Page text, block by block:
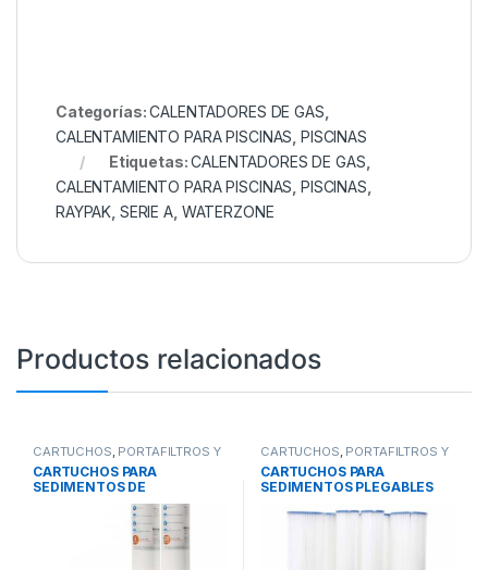
Categorías:CALENTADORES DE GAS
CALENTAMIENTO PARA PISCINAS PISCINAS
Etiquetas:CALENTADORES DE GAS
CALENTAMIENTO PARA PISCINAS PISCINAS
RAYPAK SERIE A, WATERZONE
Productos relacionados
CARTUCHOS, PORTAFILTROS Y
CARTUCHOS , SISTEMAS DE
TRATAMIENTO DE AGUA
CARTUCHOS PARA
SEDIMENTOS DE
POLIPROPILENO
TERMOFUSIONADO PURIKOR
CARTUCHOS, PORTAFILTROS Y
CARTUCHOS , SISTEMAS DE
TRATAMIENTO DE AGUA
CARTUCHOS PARA
SEDIMENTOS PLEGABLES